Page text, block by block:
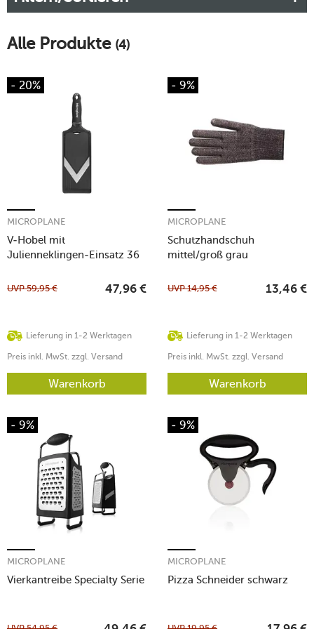
Alle Produkte (4)
- 20%
V-Hobel mit
Julienneklingen-Einsatz 36
MICROPLANE
Lieferung in 1-2 Werktagen
UVP59,95 € 47,96 €
Preis inkl. MwSt. zzgl. Versand
Warenkorb
- 9%
Schutzhandschuh
mittel/groß grau
MICROPLANE
Lieferung in 1-2 Werktagen
UVP14,95 € 13,46 €
Preis inkl. MwSt. zzgl. Versand
Warenkorb
- 9%
Vierkantreibe Specialty Serie
MICROPLANE
- 9%
Pizza Schneider schwarz
MICROPLANE